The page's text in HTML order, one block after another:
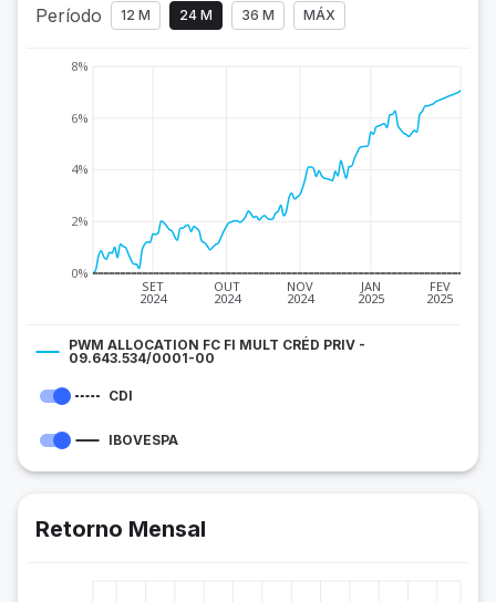
Período 12 M 24 M 36 M MÁX
SET
2024
OUT
2024
NOV
2024
JAN
2025
FEV
2025
0%
2%
4%
6%
8%
PWM ALLOCATION FC FI MULT CRÉD PRIV -
09.643.534/0001-00
CDI
IBOVESPA
Retorno Mensal